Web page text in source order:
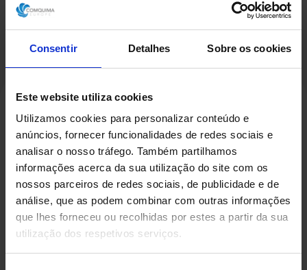
Consentir Detalhes Sobre os cookies
Este website utiliza cookies
Utilizamos cookies para personalizar conteúdo e
anúncios, fornecer funcionalidades de redes sociais e
analisar o nosso tráfego. Também partilhamos
informações acerca da sua utilização do site com os
nossos parceiros de redes sociais, de publicidade e de
análise, que as podem combinar com outras informações
que lhes forneceu ou recolhidas por estes a partir da sua
utilização dos respetivos serviços.
Produtos Relacionados